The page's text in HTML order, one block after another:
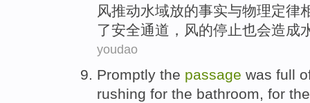
风推动水域放的事实与物理定律
了安全通道 ，风的停止也会造成
youdao
Promptly the passage was full
rushing for the bathroom, for